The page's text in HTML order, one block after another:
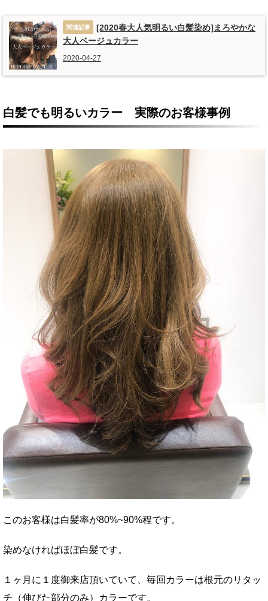
[2020春大人気明るい白髪染め]まろやかな
大人ベージュカラー
2020-04-27
白髪でも明るいカラー 実際のお客様事例
このお客様は白髪率が80%~90%程です。
染めなければほぼ白髪です。
１ヶ月に１度御来店頂いていて、毎回カラーは根元のリタッ
チ（伸びた部分のみ）カラーです。